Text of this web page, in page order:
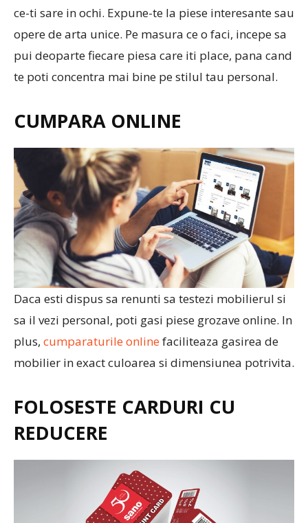
ce-ti sare in ochi. Expune-te la piese interesante sau
opere de arta unice. Pe masura ce o faci, incepe sa
pui deoparte fiecare piesa care iti place, pana cand
te poti concentra mai bine pe stilul tau personal.
CUMPARA ONLINE
Daca esti dispus sa renunti sa testezi mobilierul si
sa il vezi personal, poti gasi piese grozave online. In
plus, cumparaturile onlinefaciliteaza gasirea de
mobilier in exact culoarea si dimensiunea potrivita.
FOLOSESTE CARDURI CU
REDUCERE